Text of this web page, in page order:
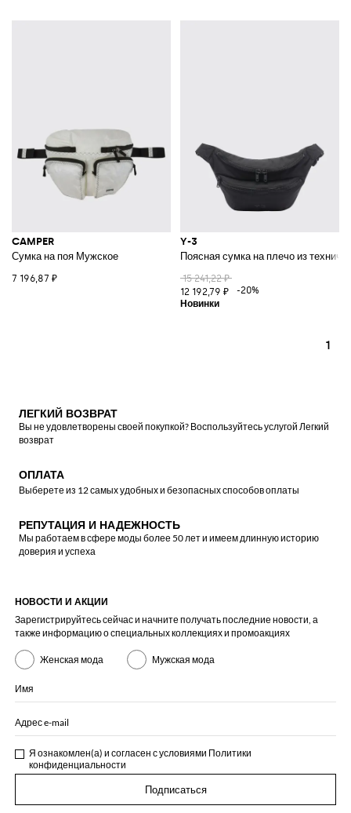
CAMPER
Сумка на поя Мужское
7 196,87 ₽
Y-3
Поясная сумка на плечо из
15 241,22 ₽
12 192,79 ₽
-20%
1
ЛЕГКИЙ ВОЗВРАТ
Вы не удовлетворены своей покупкой? Воспользуйтесь услугой Легкий
возврат
ОПЛАТА
Выберете из 12 самых удобных и безопасных способов оплаты
РЕПУТАЦИЯ И НАДЕЖНОСТЬ
Мы работаем в сфере моды более 50 лет и имеем длинную историю
доверия и успеха
НОВОСТИ И АКЦИИ
Зарегистрируйтесь сейчас и начните получать последние новости, а
также информацию о специальных коллекциях и промоакциях
Женская мода Мужская мода
Имя
Адрес e-mail
Я ознакомлен(а) и согласен с условиями Политики
конфиденциальности
Подписаться